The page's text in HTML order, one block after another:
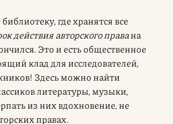
где хранятся все
действия авторского правана
Это и есть общественное
клад для исследователей,
Здесь можно найти
литературы, музыки,
из них вдохновение, не
правах.